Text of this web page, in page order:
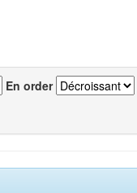
En order